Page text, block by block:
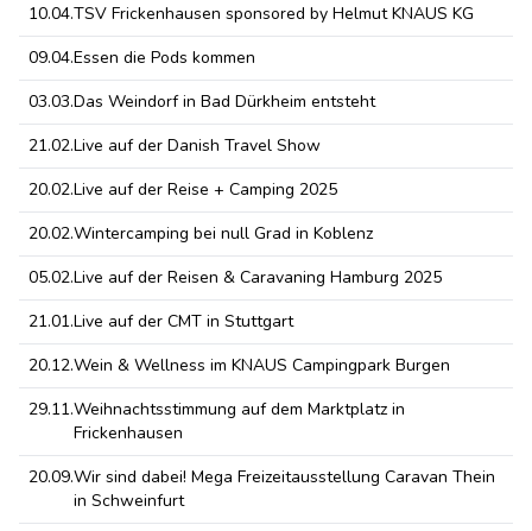
10.04.TSV Frickenhausen sponsored by Helmut KNAUS KG
09.04.Essen die Pods kommen
03.03.Das Weindorf in Bad Dürkheim entsteht
21.02.Live auf der Danish Travel Show
20.02.Live auf der Reise + Camping 2025
20.02.Wintercamping bei null Grad in Koblenz
05.02.Live auf der Reisen & Caravaning Hamburg 2025
21.01.Live auf der CMT in Stuttgart
20.12.Wein & Wellness im KNAUS Campingpark Burgen
29.11.Weihnachtsstimmung auf dem Marktplatz in
Frickenhausen
20.09.Wir sind dabei! Mega Freizeitausstellung Caravan Thein
in Schweinfurt